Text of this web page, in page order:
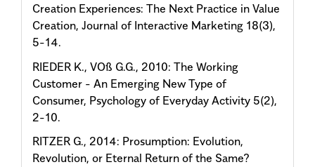
Creation Experiences: The Next Practice in Value
Creation, Journal of Interactive Marketing 18(3),
5-14.
RIEDER K., VOß G.G., 2010: The Working
Customer - An Emerging New Type of
Consumer, Psychology of Everyday Activity 5(2),
2-10.
RITZER G., 2014: Prosumption: Evolution,
Revolution, or Eternal Return of the Same?